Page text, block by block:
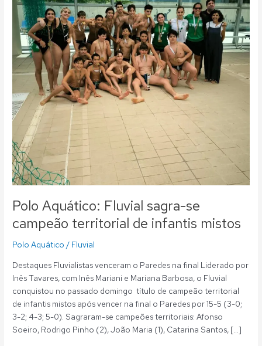
Polo Aquático: Fluvial sagra-se
campeão territorial de infantis mistos
Polo Aquático / Fluvial
Destaques Fluvialistas venceram o Paredes na final Liderado por
Inês Tavares, com Inês Mariani e Mariana Barbosa, o Fluvial
conquistou no passado domingo título de campeão territorial
de infantis mistos após vencer na final o Paredes por 15-5 (3-0;
3-2; 4-3; 5-0). Sagraram-se campeões territoriais: Afonso
Soeiro, Rodrigo Pinho (2), João Maria (1), Catarina Santos, […]
se
campeão
territorial
de
infantis
mistos